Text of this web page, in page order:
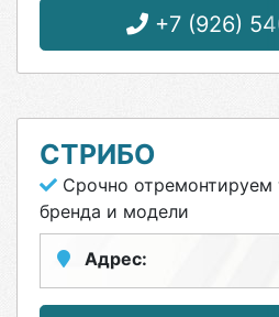
+7 (926)
СТРИБО
Срочно отремонтируем
бренда и модели
Адрес: